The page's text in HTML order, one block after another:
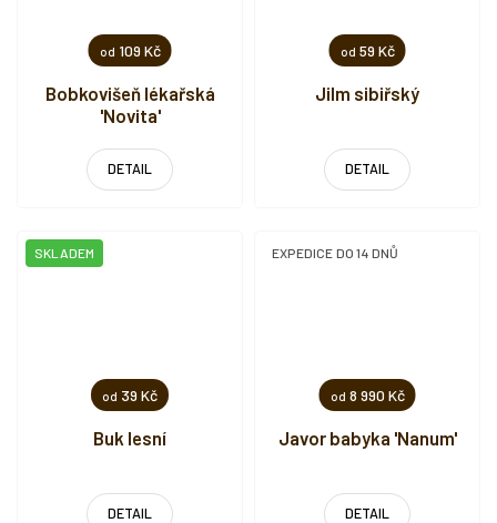
od 109 Kč
Bobkovišeň lékařská
'Novita'
DETAIL
od 59 Kč
Jilm sibiřský
DETAIL
od 39 Kč
Buk lesní
SKLADEM
DETAIL
od 8 990 Kč
Javor babyka 'Nanum'
EXPEDICE DO 14 DNŮ
DETAIL